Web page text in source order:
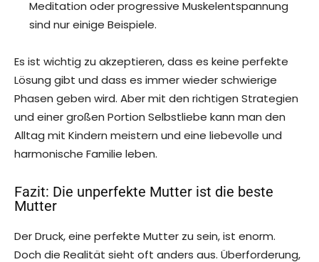
Meditation oder progressive Muskelentspannung
sind nur einige Beispiele.
Es ist wichtig zu akzeptieren, dass es keine perfekte
Lösung gibt und dass es immer wieder schwierige
Phasen geben wird. Aber mit den richtigen Strategien
und einer großen Portion Selbstliebe kann man den
Alltag mit Kindern meistern und eine liebevolle und
harmonische Familie leben.
Fazit: Die unperfekte Mutter ist die beste
Mutter
Der Druck, eine perfekte Mutter zu sein, ist enorm.
Doch die Realität sieht oft anders aus. Überforderung,